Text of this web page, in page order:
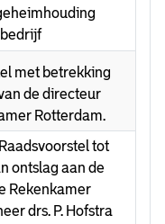
met betrekking
de directeur
Rotterdam.
tot
ontslag aan de
Rekenkamer
drs. P. Hofstra